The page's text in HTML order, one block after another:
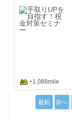
+1,088mile
最初 前へ